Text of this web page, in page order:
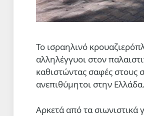
Το ισραηλινό
αλληλέγγυοι στον
καθιστώντας σαφές στους
ανεπιθύμητοι στην Ελλάδα.
Αρκετά από τα